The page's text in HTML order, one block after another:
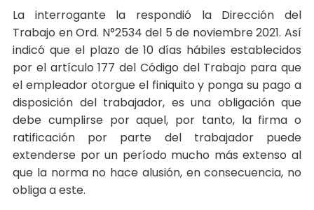
La interrogante la respondió la Dirección del
Trabajo en Ord. N°2534 del 5 de noviembre 2021. Así
indicó que el plazo de 10 días hábiles establecidos
por el artículo 177 del Código del Trabajo para que
el empleador otorgue el finiquito y ponga su pago a
disposición del trabajador, es una obligación que
debe cumplirse por aquel, por tanto, la firma o
ratificación por parte del trabajador puede
extenderse por un período mucho más extenso al
que la norma no hace alusión, en consecuencia, no
obliga a este.